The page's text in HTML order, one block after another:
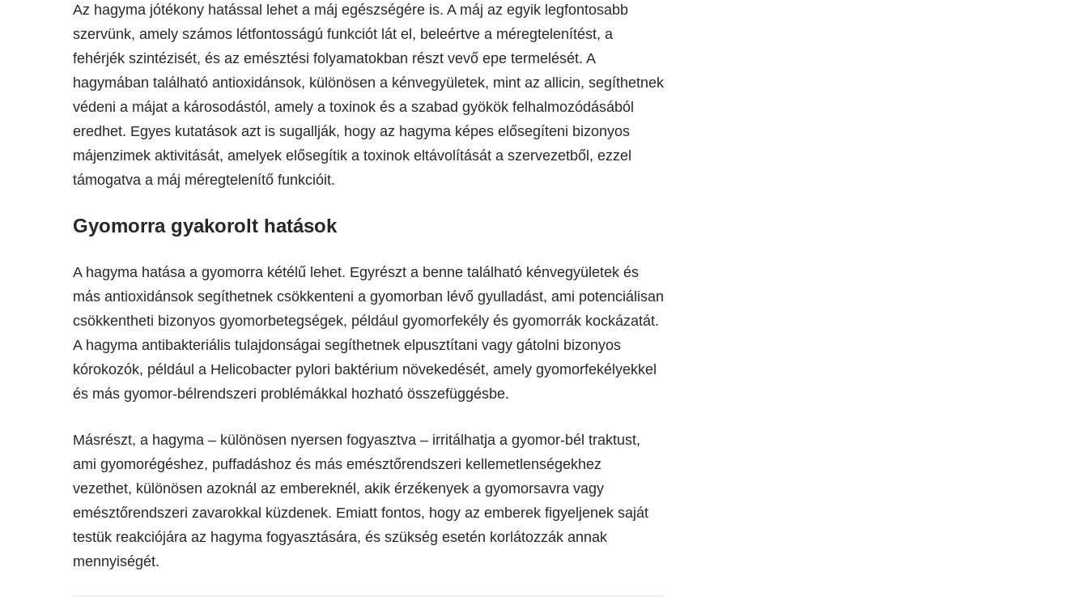
Az hagyma jótékony hatással lehet a máj egészségére is. A máj az egyik legfontosabb
szervünk, amely számos létfontosságú funkciót lát el, beleértve a méregtelenítést, a
fehérjék szintézisét, és az emésztési folyamatokban részt vevő epe termelését. A
hagymában található antioxidánsok, különösen a kénvegyületek, mint az allicin, segíthetnek
védeni a májat a károsodástól, amely a toxinok és a szabad gyökök felhalmozódásából
eredhet. Egyes kutatások azt is sugallják, hogy az hagyma képes elősegíteni bizonyos
májenzimek aktivitását, amelyek elősegítik a toxinok eltávolítását a szervezetből, ezzel
támogatva a máj méregtelenítő funkcióit.
Gyomorra gyakorolt hatások
A hagyma hatása a gyomorra kétélű lehet. Egyrészt a benne található kénvegyületek és
más antioxidánsok segíthetnek csökkenteni a gyomorban lévő gyulladást, ami potenciálisan
csökkentheti bizonyos gyomorbetegségek, például gyomorfekély és gyomorrák kockázatát.
A hagyma antibakteriális tulajdonságai segíthetnek elpusztítani vagy gátolni bizonyos
kórokozók, például a Helicobacter pylori baktérium növekedését, amely gyomorfekélyekkel
és más gyomor-bélrendszeri problémákkal hozható összefüggésbe.
Másrészt, a hagyma – különösen nyersen fogyasztva – irritálhatja a gyomor-bél traktust,
ami gyomorégéshez, puffadáshoz és más emésztőrendszeri kellemetlenségekhez
vezethet, különösen azoknál az embereknél, akik érzékenyek a gyomorsavra vagy
emésztőrendszeri zavarokkal küzdenek. Emiatt fontos, hogy az emberek figyeljenek saját
testük reakciójára az hagyma fogyasztására, és szükség esetén korlátozzák annak
mennyiségét.